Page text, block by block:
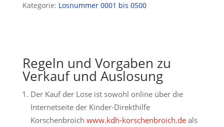
Kategorie: Losnummer 0001 bis 0500
Regeln und Vorgaben zu
Verkauf und Auslosung
Der Kauf der Lose ist sowohl online über die
Internetseite der Kinder-Direkthilfe
Korschenbroich www.kdh-korschenbroich.deals